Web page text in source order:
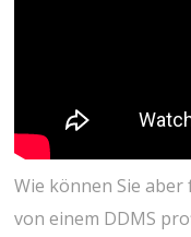
Wie können Sie
von einem DDMS